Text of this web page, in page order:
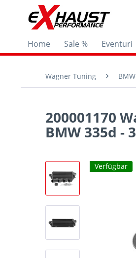
Home Sale % Eventuri
Wagner Tuning BMW
200001170
BMW 335d -
Verfügbar